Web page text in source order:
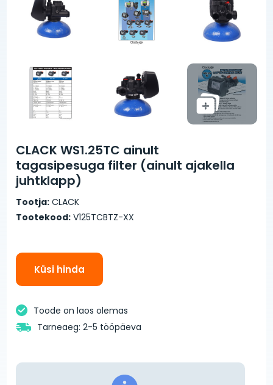
CLACK WS1.25TC ainult
tagasipesuga filter (ainult ajakella
juhtklapp)
Tootja: CLACK
Tootekood: V125TCBTZ-XX
Küsi hinda
Toode on laos olemas
Tarneaeg: 2-5 tööpäeva